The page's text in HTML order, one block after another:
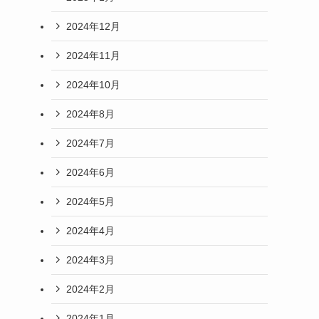
2024年12月
2024年11月
2024年10月
2024年8月
2024年7月
2024年6月
2024年5月
2024年4月
2024年3月
2024年2月